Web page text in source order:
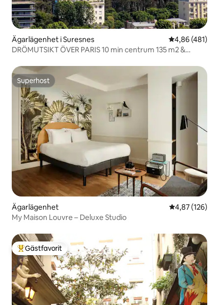
Ägarlägenhet i Suresnes 4,86 av 5 i
4,86 (481)
DRÖMUTSIKT ÖVER PARIS 10 min centrum 135 m2 &
Superhost
Superhost
Ägarlägenhet 4,87 av 5 i
4,87 (126)
My Maison Louvre – Deluxe Studio
Populär gästfavorit
Gästfavorit